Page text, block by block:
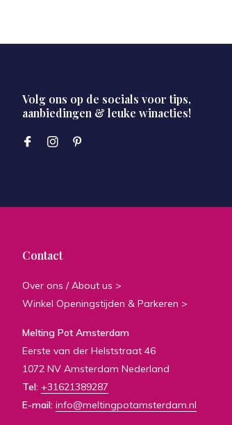
Volg ons op de socials voor tips,
aanbiedingen & leuke winacties!
Contact
Over ons / About us >
Winkel Openingstijden & Parkeren >
Melting Pot Amsterdam
Eerste van der Helststraat 46
1072 NV Amsterdam Nederland
Tel: +31621389287
E-mail: info@meltingpotamsterdam.nl